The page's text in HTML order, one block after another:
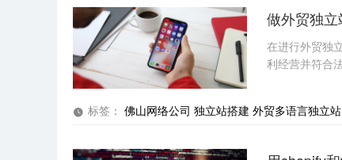
做外贸独立
在进行外贸独
利经营并符合法
标签： 佛山网络公司 独立站搭建 外贸多语言独立站
手机
咨询内容